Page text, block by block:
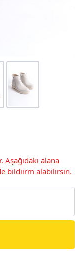
Aşağıdaki alana
bildiirm alabilirsin.